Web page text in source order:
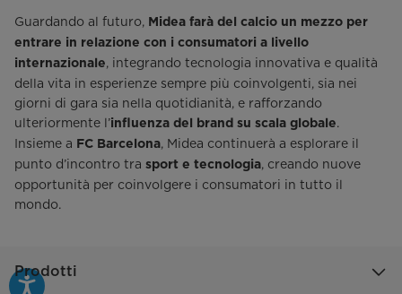
Guardando al futuro, Midea farà del calcio un mezzo per
entrare in relazione con i consumatori a livello
internazionale, integrando tecnologia innovativa e qualità
della vita in esperienze sempre più coinvolgenti, sia nei
giorni di gara sia nella quotidianità, e rafforzando
ulteriormente l’influenza del brand su scala globale.
Insieme a FC Barcelona, Midea continuerà a esplorare il
punto d’incontro tra sport e tecnologia, creando nuove
opportunità per coinvolgere i consumatori in tutto il
mondo.
Prodotti